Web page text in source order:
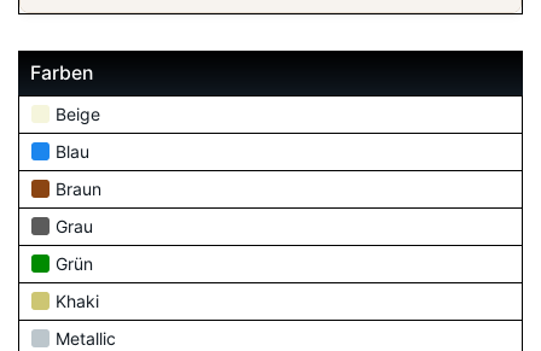
Farben
Beige
Blau
Braun
Grau
Grün
Khaki
Metallic